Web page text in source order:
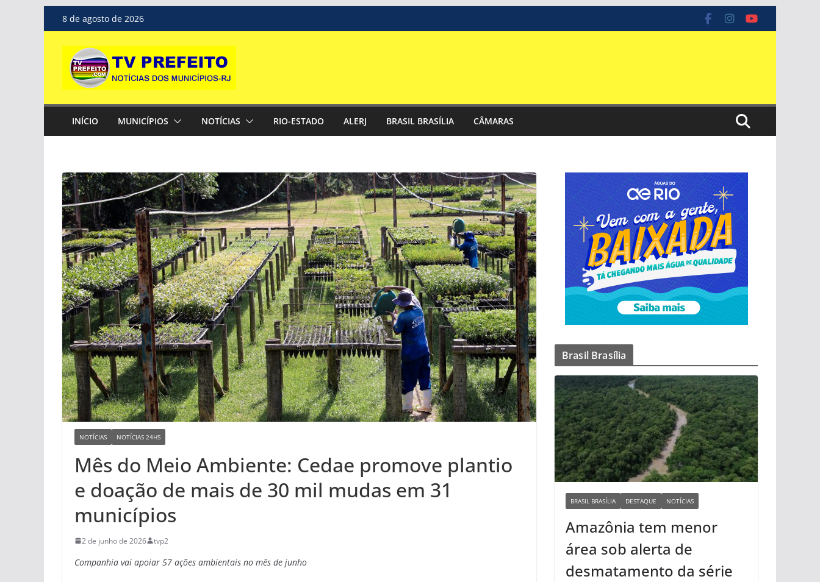
Pular
para
conteúdo
8 de agosto de 2026
INÍCIO MUNICÍPIOS NOTÍCIAS RIO-ESTADO ALERJ BRASIL BRASÍLIA CÂMARAS
NOTÍCIAS NOTÍCIAS 24HS
Mês do Meio Ambiente: Cedae promove plantio
e doação de mais de 30 mil mudas em 31
municípios
2 de junho de 2026 tvp2
Companhia vai apoiar 57 ações ambientais no mês de junho
Brasil Brasília
BRASIL BRASÍLIA DESTAQUE NOTÍCIAS
Amazônia tem menor
área sob alerta de
desmatamento da série